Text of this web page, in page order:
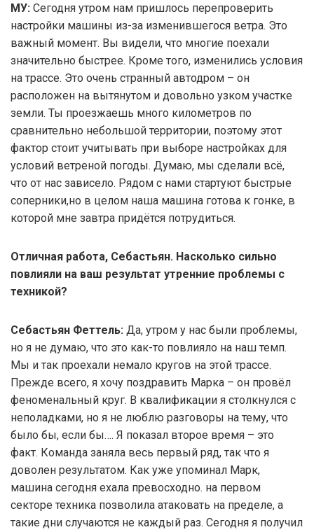
МУ: Сегодня утром нам пришлось перепроверить
настройки машины из-за изменившегося ветра. Это
важный момент. Вы видели, что многие поехали
значительно быстрее. Кроме того, изменились условия
на трассе. Это очень странный автодром – он
расположен на вытянутом и довольно узком участке
земли. Ты проезжаешь много километров по
сравнительно небольшой территории, поэтому этот
фактор стоит учитывать при выборе настройках для
условий ветреной погоды. Думаю, мы сделали всё,
что от нас зависело. Рядом с нами стартуют быстрые
соперники,но в целом наша машина готова к гонке, в
которой мне завтра придётся потрудиться.
Отличная работа, Себастьян. Насколько сильно
повлияли на ваш результат утренние проблемы с
техникой?
Себастьян Феттель: Да, утром у нас были проблемы,
но я не думаю, что это как-то повлияло на наш темп.
Мы и так проехали немало кругов на этой трассе.
Прежде всего, я хочу поздравить Марка – он провёл
феноменальный круг. В квалификации я столкнулся с
неполадками, но я не люблю разговоры на тему, что
было бы, если бы…. Я показал второе время – это
факт. Команда заняла весь первый ряд, так что я
доволен результатом. Как уже упоминал Марк,
машина сегодня ехала превосходно. на первом
секторе техника позволила атаковать на пределе, а
такие дни случаются не каждый раз. Сегодня я получил